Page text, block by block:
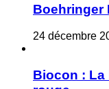
Boehringer
24 décembre
Biocon : La